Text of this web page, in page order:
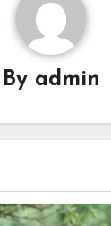
By admin